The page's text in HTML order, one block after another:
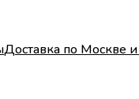
Доставка по Москве